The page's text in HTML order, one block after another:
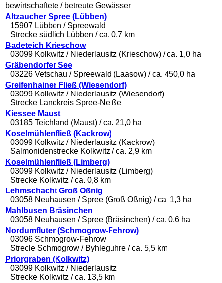
bewirtschaftete / betreute Gewässer
Altzaucher Spree (Lübben)
15907 Lübben / Spreewald
Strecke südlich Lübben / ca. 0,7 km
Badeteich Krieschow
03099 Kolkwitz / Niederlausitz (Krieschow) / ca. 1,0 ha
Gräbendorfer See
03226 Vetschau / Spreewald (Laasow) / ca. 450,0 ha
Greifenhainer Fließ (Wiesendorf)
03099 Kolkwitz / Niederlausitz (Wiesendorf)
Strecke Landkreis Spree-Neiße
Kiessee Maust
03185 Teichland (Maust) / ca. 21,0 ha
Koselmühlenfließ (Kackrow)
03099 Kolkwitz / Niederlausitz (Kackrow)
Salmonidenstrecke Kolkwitz / ca. 2,9 km
Koselmühlenfließ (Limberg)
03099 Kolkwitz / Niederlausitz (Limberg)
Strecke Kolkwitz / ca. 0,8 km
Lehmschacht Groß Oßnig
03058 Neuhausen / Spree (Groß Oßnig) / ca. 1,3 ha
Mahlbusen Bräsinchen
03058 Neuhausen / Spree (Bräsinchen) / ca. 0,6 ha
Nordumfluter (Schmogrow-Fehrow)
03096 Schmogrow-Fehrow
Strecle Schmogrow / Byhleguhre / ca. 5,5 km
Priorgraben (Kolkwitz)
03099 Kolkwitz / Niederlausitz
Strecke Kolkwitz / ca. 13,5 km